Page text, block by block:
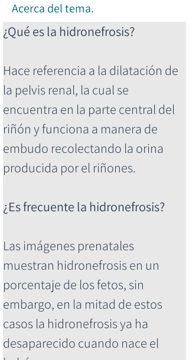
Acerca del tema.
¿Qué es la hidronefrosis?
Hace referencia a la dilatación de
la pelvis renal, la cual se
encuentra en la parte central del
riñón y funciona a manera de
embudo recolectando la orina
producida por el riñones.
¿Es frecuente la hidronefrosis?
Las imágenes prenatales
muestran hidronefrosis en un
porcentaje de los fetos, sin
embargo, en la mitad de estos
casos la hidronefrosis ya ha
desaparecido cuando nace el